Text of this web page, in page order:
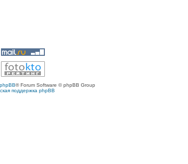
phpBB® Forum Software © phpBB Group
поддержка phpBB